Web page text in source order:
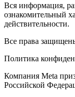
Вся информация,
ознакомительный
действительности.
Все права
Политика
Компания Meta
Российской